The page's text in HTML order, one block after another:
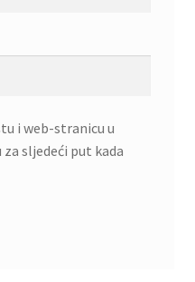
i web-stranicu u
sljedeći put kada